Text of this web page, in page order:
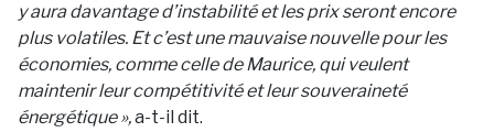
y aura davantage d’instabilité et les prix seront encore
plus volatiles. Et c’est une mauvaise nouvelle pour les
économies, comme celle de Maurice, qui veulent
maintenir leur compétitivité et leur souveraineté
énergétique »,a-t-il dit.